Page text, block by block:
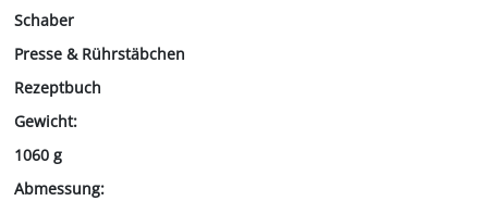
Schaber
Presse & Rührstäbchen
Rezeptbuch
Gewicht:
1060 g
Abmessung: